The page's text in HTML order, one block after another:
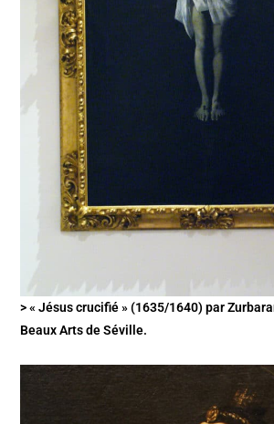
> « Jésus crucifié » (1635/1640) par
Beaux Arts de Séville.